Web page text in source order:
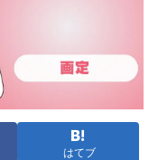
はてブ